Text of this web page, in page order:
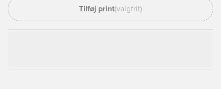
Tilføj print(valgfrit)